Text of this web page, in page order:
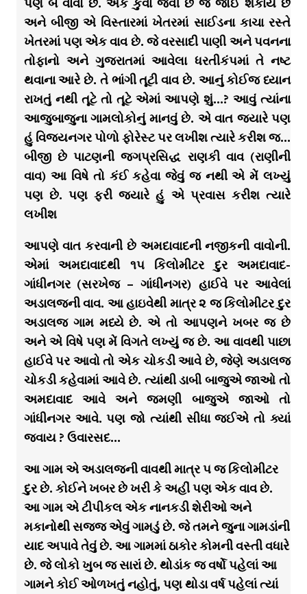
અને બીજી એ વિસ્તારમાં ખેતરમાં સાઈડના કાચા રસ્તે
ખેતરમાં પણ એક વાવ છે. જે વરસાદી પાણી અને પવનના
તોફાનો અને ગુજરાતમાં આવેલા ધરતીકંપમાં તે નષ્ટ
થવાના આરે છે. તે ભાંગી તૂટી વાવ છે. આનું કોઈજ ધ્યાન
રાખતું નથી તૂટે તો તૂટે એમાં આપણે શું…? આવું ત્યાંના
આજુબાજુના ગામલોકોનું માનવું છે. એ વાત જયારે પણ
હું વિજયનગર પોળો ફોરેસ્ટ પર લખીશ ત્યારે કરીશ જ…
બીજી છે પાટણની જગપ્રસિદ્ધ રાણકી વાવ (રાણીની
વાવ) આ વિષે તો કંઈ કહેવા જેવું જ નથી એ મેં લખ્યું
પણ છે. પણ ફરી જયારે હું એ પ્રવાસ કરીશ ત્યારે
લખીશ
આપણે વાત કરવાની છે અમદાવાદની નજીકની વાવોની.
એમાં અમદાવાદથી ૧૫ કિલોમીટર દુર અમદાવાદ-
ગાંધીનગર (સરખેજ – ગાંધીનગર) હાઈવે પર આવેલાં
અડાલજની વાવ. આ હાઇવેથી માત્ર ૨ જ કિલોમીટર દુર
અડાલજ ગામ મધ્યે છે. એ તો આપણને ખબર જ છે
અને એ વિષે પણ મેં વિગતે લખ્યું જ છે. આ વાવથી પાછા
હાઈવે પર આવો તો એક ચોકડી આવે છે, જેણે અડાલજ
ચોકડી કહેવામાં આવે છે. ત્યાંથી ડાબી બાજુએ જાઓ તો
અમદાવાદ આવે અને જમણી બાજુએ જાઓ તો
ગાંધીનગર આવે. પણ જો ત્યાંથી સીધા જઈએ તો ક્યાં
જવાય ? ઉવારસદ…
આ ગામ એ અડાલજની વાવથી માત્ર ૫ જ કિલોમીટર
દુર છે. કોઈને ખબર છે ખરી કે અહીં પણ એક વાવ છે.
આ ગામ એ ટીપીકલ એક નાનકડી શેરીઓ અને
મકાનોથી સજ્જ એવું ગામડું છે. જે તમને જુના ગામડાંની
યાદ અપાવે તેવું છે. આ ગામમાં ઠાકોર કોમની વસ્તી વધારે
છે. જે લોકો ખુબ જ સારાં છે. થોડાંક જ વર્ષો પહેલાં આ
ગામને કોઈ ઓળખતું નહોતું, પણ થોડા વર્ષ પહેલાં ત્યાં